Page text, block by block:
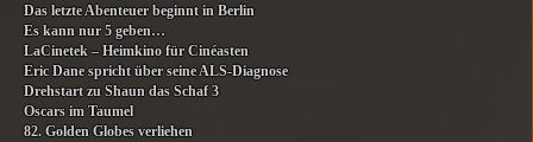
Das letzte Abenteuer beginnt in Berlin
Es kann nur 5 geben…
LaCinetek – Heimkino für Cinéasten
Eric Dane spricht über seine ALS-Diagnose
Drehstart zu Shaun das Schaf 3
Oscars im Taumel
82. Golden Globes verliehen